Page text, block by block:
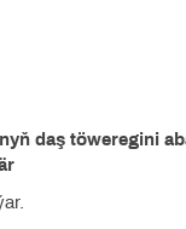
daş töweregini